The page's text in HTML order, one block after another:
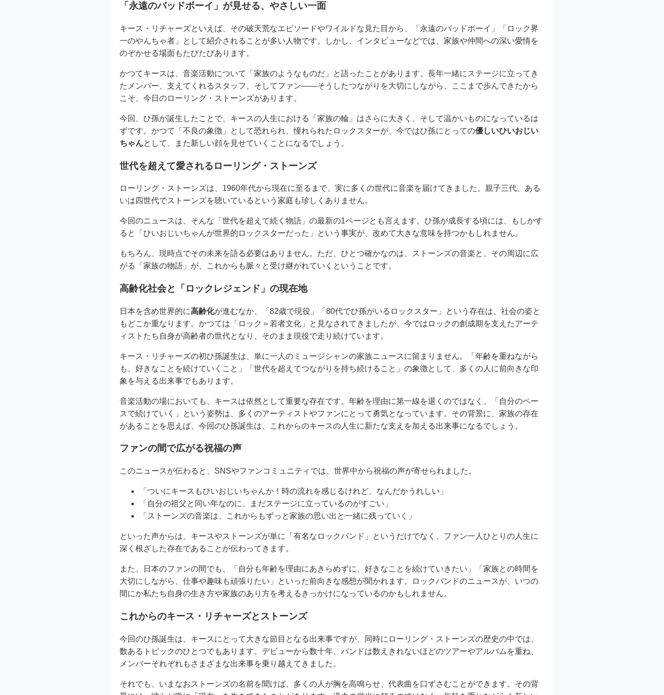
「永遠のバッドボーイ」が見せる、やさしい一面
キース・リチャーズといえば、その破天荒なエピソードやワイルドな見た目から、「永遠のバッドボーイ」「ロック界
一のやんちゃ者」として紹介されることが多い人物です。しかし、インタビューなどでは、家族や仲間への深い愛情を
のぞかせる場面もたびたびあります。
かつてキースは、音楽活動について「家族のようなものだ」と語ったことがあります。長年一緒にステージに立ってき
たメンバー、支えてくれるスタッフ、そしてファン――そうしたつながりを大切にしながら、ここまで歩んできたから
こそ、今日のローリング・ストーンズがあります。
今回、ひ孫が誕生したことで、キースの人生における「家族の輪」はさらに大きく、そして温かいものになっているは
ずです。かつて「不良の象徴」として恐れられ、憧れられたロックスターが、今ではひ孫にとっての優しいひいおじい
ちゃんとして、また新しい顔を見せていくことになるでしょう。
世代を超えて愛されるローリング・ストーンズ
ローリング・ストーンズは、1960年代から現在に至るまで、実に多くの世代に音楽を届けてきました。親子三代、ある
いは四世代でストーンズを聴いているという家庭も珍しくありません。
今回のニュースは、そんな「世代を超えて続く物語」の最新の1ページとも言えます。ひ孫が成長する頃には、もしかす
ると「ひいおじいちゃんが世界的ロックスターだった」という事実が、改めて大きな意味を持つかもしれません。
もちろん、現時点でその未来を語る必要はありません。ただ、ひとつ確かなのは、ストーンズの音楽と、その周辺に広
がる「家族の物語」が、これからも脈々と受け継がれていくということです。
高齢化社会と「ロックレジェンド」の現在地
日本を含め世界的に高齢化が進むなか、「82歳で現役」「80代でひ孫がいるロックスター」という存在は、社会の姿と
もどこか重なります。かつては「ロック＝若者文化」と見なされてきましたが、今ではロックの創成期を支えたアーテ
ィストたち自身が高齢者の世代となり、そのまま現役で走り続けています。
キース・リチャーズの初ひ孫誕生は、単に一人のミュージシャンの家族ニュースに留まりません。「年齢を重ねながら
も、好きなことを続けていくこと」「世代を超えてつながりを持ち続けること」の象徴として、多くの人に前向きな印
象を与える出来事でもあります。
音楽活動の場においても、キースは依然として重要な存在です。年齢を理由に第一線を退くのではなく、「自分のペー
スで続けていく」という姿勢は、多くのアーティストやファンにとって勇気となっています。その背景に、家族の存在
があることを思えば、今回のひ孫誕生は、これからのキースの人生に新たな支えを加える出来事になるでしょう。
ファンの間で広がる祝福の声
このニュースが伝わると、SNSやファンコミュニティでは、世界中から祝福の声が寄せられました。
「ついにキースもひいおじいちゃんか！時の流れを感じるけれど、なんだかうれしい」
「自分の祖父と同い年なのに、まだステージに立っているのがすごい」
「ストーンズの音楽は、これからもずっと家族の思い出と一緒に残っていく」
といった声からは、キースやストーンズが単に「有名なロックバンド」というだけでなく、ファン一人ひとりの人生に
深く根ざした存在であることが伝わってきます。
また、日本のファンの間でも、「自分も年齢を理由にあきらめずに、好きなことを続けていきたい」「家族との時間を
大切にしながら、仕事や趣味も頑張りたい」といった前向きな感想が聞かれます。ロックバンドのニュースが、いつの
間にか私たち自身の生き方や家族のあり方を考えるきっかけになっているのかもしれません。
これからのキース・リチャーズとストーンズ
今回のひ孫誕生は、キースにとって大きな節目となる出来事ですが、同時にローリング・ストーンズの歴史の中では、
数あるトピックのひとつでもあります。デビューから数十年、バンドは数えきれないほどのツアーやアルバムを重ね、
メンバーそれぞれもさまざまな出来事を乗り越えてきました。
それでも、いまなおストーンズの名前を聞けば、多くの人が胸を高鳴らせ、代表曲を口ずさむことができます。その背